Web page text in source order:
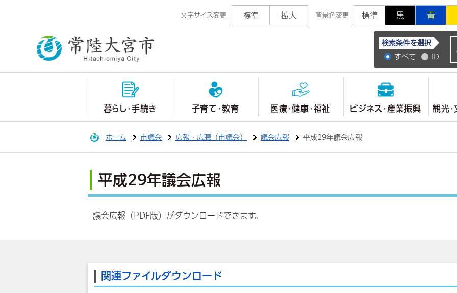
文字サイズ変更 標準 拡大 背景色変更 標準 黒 青
常陸大宮市公式ホ
検索条件を選択
すべて
ID
暮らし・手続き 子育て・教育 医療・健康・福祉 ビジネス・産業振興 観光
ホーム 市議会 広報・広聴（市議会） 議会広報 平成29年議会広報
平成29年議会広報
議会広報（PDF版）がダウンロードできます。
関連ファイルダウンロード